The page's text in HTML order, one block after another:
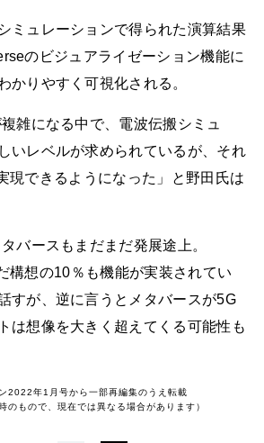
ミュレーションで得られた演算結果
のビジュアライゼーション機能に
かりやすく可視化される。
雑になる中で、電波伝搬シミュ
いレベルが求められているが、それ
現できるようになった」と野田氏は
バースもまだまだ発展途上。
構想の10％も機能が実装されてい
すが、逆に言うとメタバースが5G
は想像を大きく超えてくる可能性も
2022年1月号から一部再編集のうえ転載
のもので、現在では異なる場合があります）